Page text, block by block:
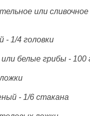
или
- 1/4 головки
белые грибы - 100
- 1/6 стакана